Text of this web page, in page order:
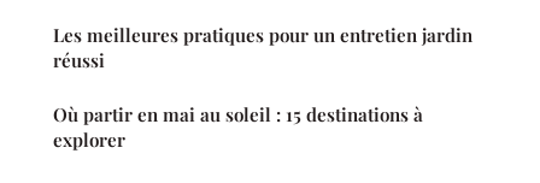
Les meilleures pratiques pour un entretien jardin
réussi
Où partir en mai au soleil : 15 destinations à
explorer